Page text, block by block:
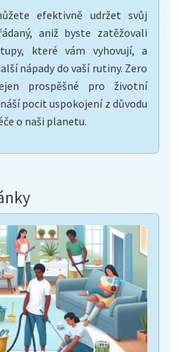
efektivně udržet svůj
aniž byste zatěžovali
které vám vyhovují, a
nápady do vaší rutiny. Zero
prospěšné pro životní
pocit uspokojení z důvodu
o naši planetu.